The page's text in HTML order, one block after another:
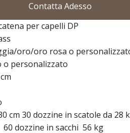
Contatta Adesso
per capelli DP
oro/oro rosa o
o personalizzato
cm 30 dozzine in scatole da 28
in sacchi 56 kg